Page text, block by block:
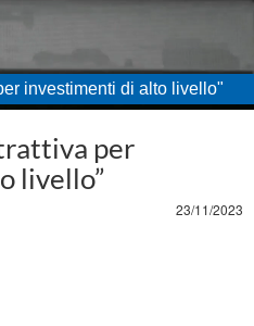
investimenti di alto livello"
per
livello”
23/11/2023